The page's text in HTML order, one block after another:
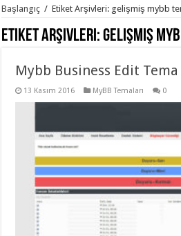
istanbul
evden
eve
organizasyon
gaziantep
evden
taşımacılık,
gaziantep
taşımacılık,
taşımacılık
gaziantep
Başlangıç / Etiket Arşivleri: gelişmiş mybb
Etiket Arşivleri:gelişmiş
Mybb Business Edit
13 Kasım 2016 MyBB Temaları 0